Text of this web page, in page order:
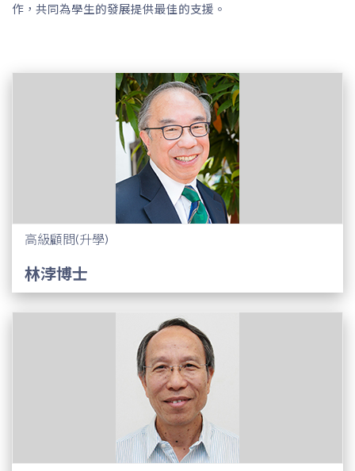
作，共同為學生的發展提供最佳的支援。
高級顧問(升學)
林浡博士